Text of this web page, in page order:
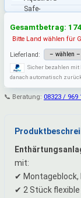
Gesamtbetrag:
Bitte Land wählen für
Lieferland:
Sicher bezahlen mit
danach automatisch
📞 Beratung: 08323 / 969
mit:
✔ Montageblock,
✔ 2 Stück